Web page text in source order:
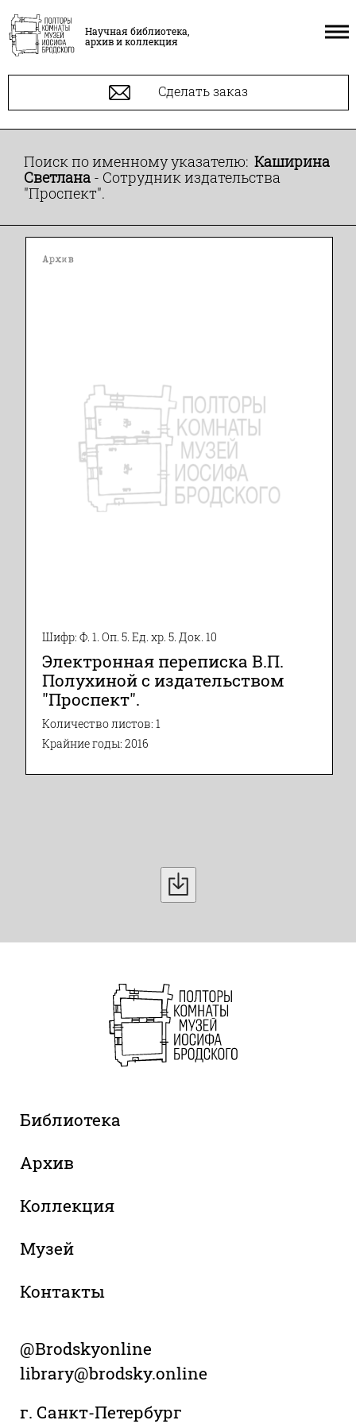
Научная библиотека,
архив и коллекция
Сделать заказ
Поиск по именному указателю: Каширина
Светлана - Сотрудник издательства
"Проспект".
Архив
Шифр: Ф. 1. Оп. 5. Ед. хр. 5. Док. 10
Электронная переписка В.П.
Полухиной с издательством
"Проспект".
Количество листов: 1
Крайние годы: 2016
Библиотека
Архив
Коллекция
Музей
Контакты
@Brodskyonline
library@brodsky.online
г. Санкт-Петербург